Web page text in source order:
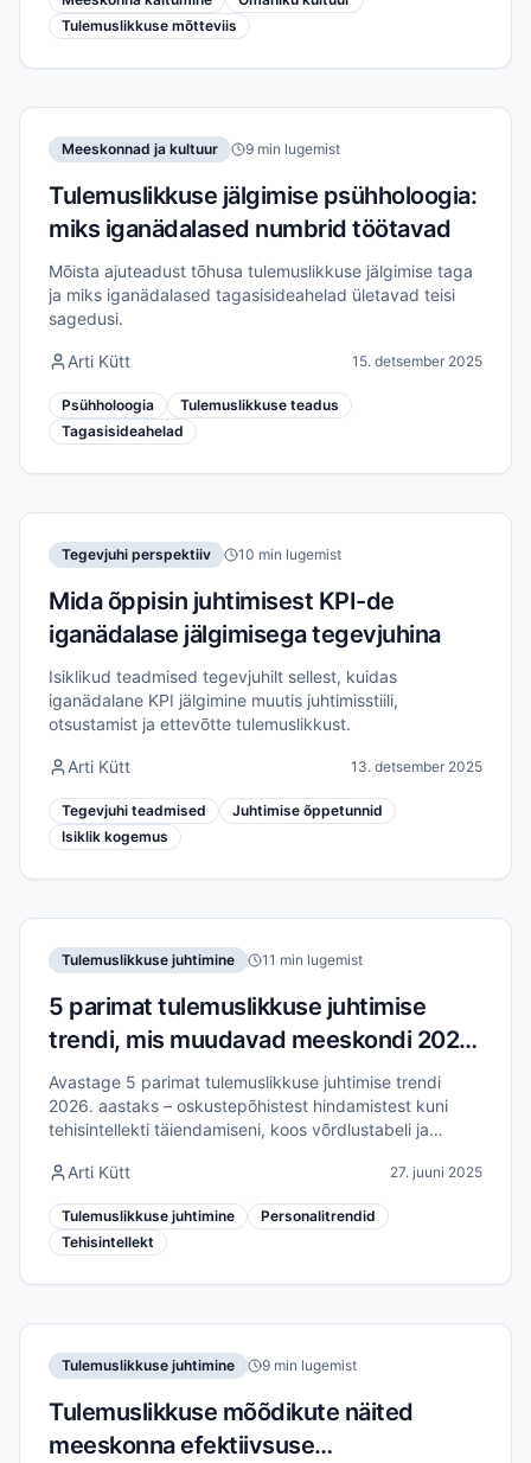
Tulemuslikkuse mõtteviis
Meeskonnad ja kultuur 9 min lugemist
Tulemuslikkuse jälgimise psühholoogia:
miks iganädalased numbrid töötavad
Mõista ajuteadust tõhusa tulemuslikkuse jälgimise taga
ja miks iganädalased tagasisideahelad ületavad teisi
sagedusi.
Arti Kütt 15. detsember 2025
Psühholoogia
Tulemuslikkuse teadus
Tagasisideahelad
Tegevjuhi perspektiiv 10 min lugemist
Mida õppisin juhtimisest KPI-de
iganädalase jälgimisega tegevjuhina
Isiklikud teadmised tegevjuhilt sellest, kuidas
iganädalane KPI jälgimine muutis juhtimisstiili,
otsustamist ja ettevõtte tulemuslikkust.
Arti Kütt 13. detsember 2025
Tegevjuhi teadmised
Juhtimise õppetunnid
Isiklik kogemus
Tulemuslikkuse juhtimine 11 min lugemist
5 parimat tulemuslikkuse juhtimise
trendi, mis muudavad meeskondi 2026.
aastal
Avastage 5 parimat tulemuslikkuse juhtimise trendi
2026. aastaks – oskustepõhistest hindamistest kuni
tehisintellekti täiendamiseni, koos võrdlustabeli ja
Arti Kütt
27. juuni 2025
Tulemuslikkuse juhtimine
Personalitrendid
Tehisintellekt
Tulemuslikkuse juhtimine 9 min lugemist
Tulemuslikkuse mõõdikute näited
meeskonna efektiivsuse